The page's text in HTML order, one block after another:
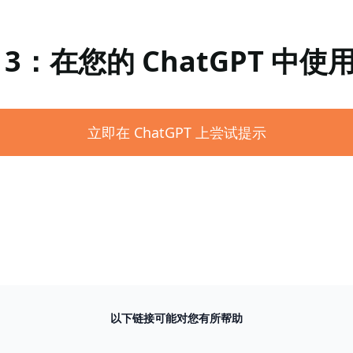
：在您的 ChatGPT 中使
立即在 ChatGPT 上尝试提示
以下链接可能对您有所帮助